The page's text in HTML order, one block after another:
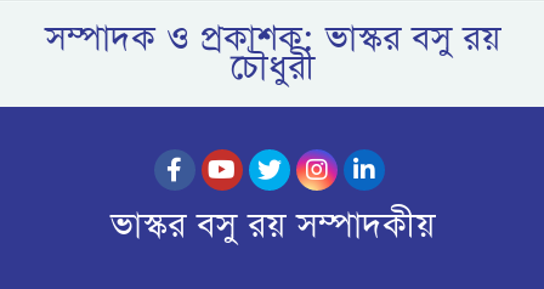
সম্পাদক ও প্রকাশক: ভাস্কর বসু রয়
চৌধুরী
ভাস্কর বসু রয় সম্পাদকীয়